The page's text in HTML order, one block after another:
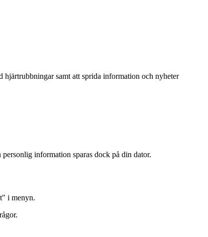
hjärtrubbningar samt att sprida information och nyheter
information sparas dock på din dator.
i menyn.